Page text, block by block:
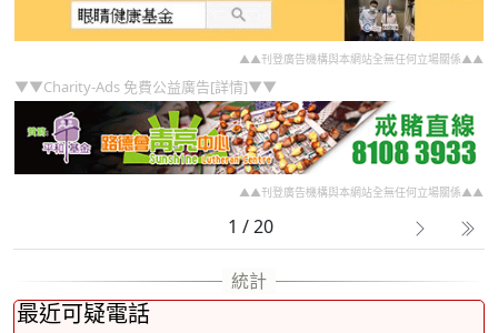
▲▲刊登廣告機構與本網站全無任何立場關係▲▲
▼▼Charity-Ads 免費公益廣告[詳情]▼▼
▲▲刊登廣告機構與本網站全無任何立場關係▲▲
1 / 20
最近可疑電話